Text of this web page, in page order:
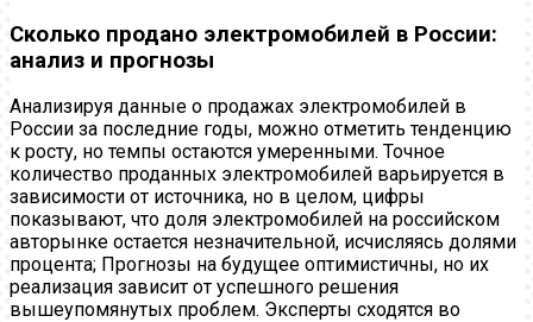
Сколько продано электромобилей в России:
анализ и прогнозы
Анализируя данные о продажах электромобилей в
России за последние годы, можно отметить тенденцию
к росту, но темпы остаются умеренными. Точное
количество проданных электромобилей варьируется в
зависимости от источника, но в целом, цифры
показывают, что доля электромобилей на российском
авторынке остается незначительной, исчисляясь долями
процента; Прогнозы на будущее оптимистичны, но их
реализация зависит от успешного решения
вышеупомянутых проблем. Эксперты сходятся во